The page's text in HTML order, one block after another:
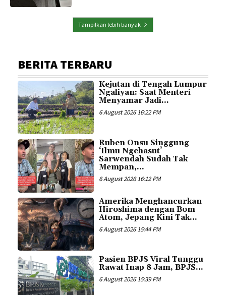
Tampilkan lebih banyak
BERITA TERBARU
Kejutan di Tengah Lumpur
Ngaliyan: Saat Menteri
Menyamar Jadi...
6 August 2026 16:22 PM
Ruben Onsu Singgung
‘Ilmu Ngehasut’
Sarwendah Sudah Tak
Mempan,...
6 August 2026 16:12 PM
Amerika Menghancurkan
Hiroshima dengan Bom
Atom, Jepang Kini Tak...
6 August 2026 15:44 PM
Pasien BPJS Viral Tunggu
Rawat Inap 8 Jam, BPJS...
6 August 2026 15:39 PM